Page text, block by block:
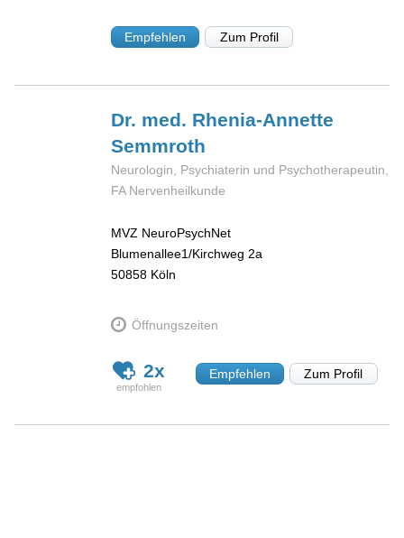
Empfehlen Zum Profil
Dr. med. Rhenia-Annette
Semmroth
Neurologin, Psychiaterin und Psychotherapeutin,
FA Nervenheilkunde
MVZ NeuroPsychNet
Blumenallee1/Kirchweg 2a
50858 Köln
Öffnungszeiten
2x Empfehlen Zum Profil